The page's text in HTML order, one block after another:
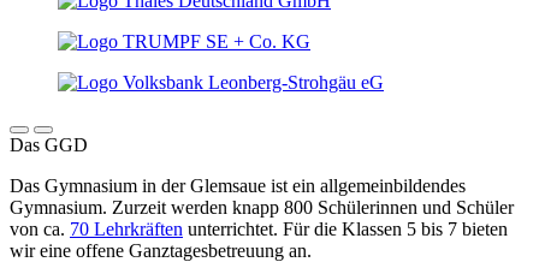
Das GGD
Das Gymnasium in der Glemsaue ist ein allgemeinbildendes
Gymnasium. Zurzeit werden knapp 800 Schülerinnen und Schüler
von ca. 70 Lehrkräften unterrichtet. Für die Klassen 5 bis 7 bieten
wir eine offene Ganztagesbetreuung an.